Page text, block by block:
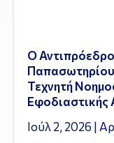
Ο
Τεχνητή
Εφοδιαστικής
Ιούλ 2, 2026 |